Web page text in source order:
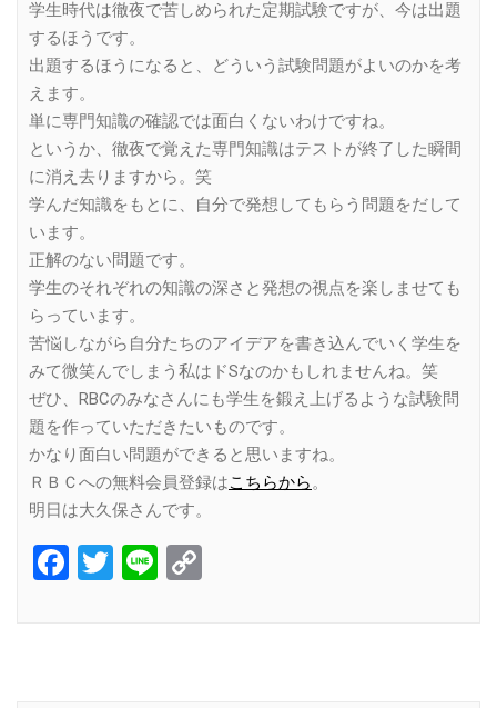
学生時代は徹夜で苦しめられた定期試験ですが、今は出題
するほうです。
出題するほうになると、どういう試験問題がよいのかを考
えます。
単に専門知識の確認では面白くないわけですね。
というか、徹夜で覚えた専門知識はテストが終了した瞬間
に消え去りますから。笑
学んだ知識をもとに、自分で発想してもらう問題をだして
います。
正解のない問題です。
学生のそれぞれの知識の深さと発想の視点を楽しませても
らっています。
苦悩しながら自分たちのアイデアを書き込んでいく学生を
みて微笑んでしまう私はドSなのかもしれませんね。笑
ぜひ、RBCのみなさんにも学生を鍛え上げるような試験問
題を作っていただきたいものです。
かなり面白い問題ができると思いますね。
ＲＢＣへの無料会員登録はこちらから。
明日は大久保さんです。
Facebook
Twitter
Line